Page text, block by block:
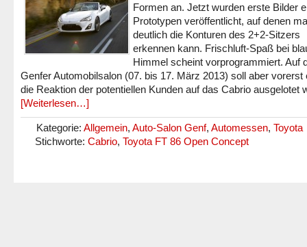
Formen an. Jetzt wurden erste Bilder
Prototypen veröffentlicht, auf denen
deutlich die Konturen des 2+2-Sitzers
erkennen kann. Frischluft-Spaß bei
Himmel scheint vorprogrammiert. Auf
Genfer Automobilsalon (07. bis 17. März 2013) soll aber vorerst
die Reaktion der potentiellen Kunden auf das Cabrio ausgelotet
[Weiterlesen…]
Kategorie: Allgemein, Auto-Salon Genf, Automessen, Toyota
Stichworte: Cabrio, Toyota FT 86 Open Concept